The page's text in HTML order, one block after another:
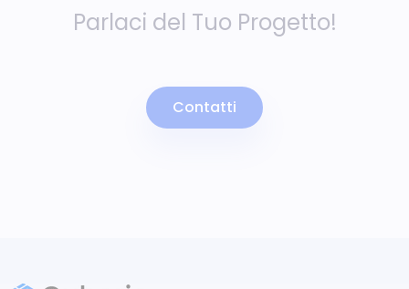
Parlaci del Tuo Progetto!
Contatti